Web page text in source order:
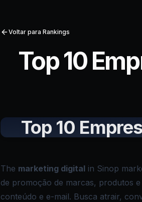
Voltar para Rankings
Top 10
Top 10
The marketing digital in Sinop
de promoção de marcas, produtos
conteúdo e e-mail. Busca atrair,